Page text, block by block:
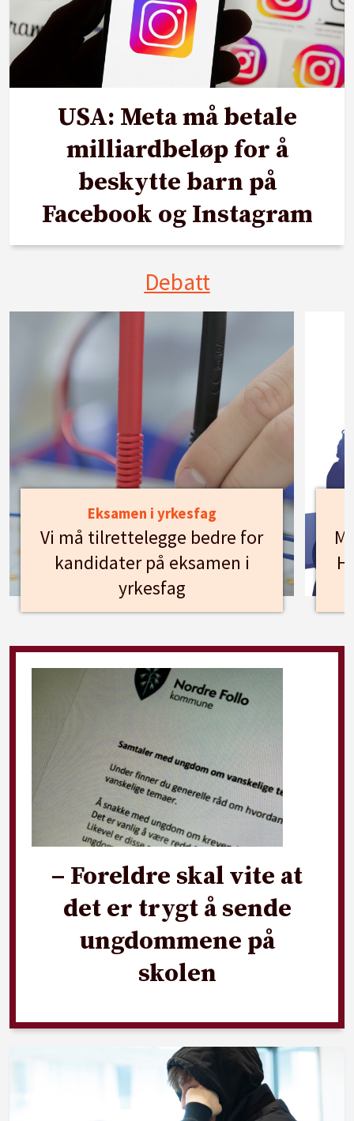
USA: Meta må betale
milliardbeløp for å
beskytte barn på
Facebook og Instagram
Debatt
Eksamen i yrkesfag
Vi må tilrettelegge bedre for
kandidater på eksamen i
yrkesfag
– Foreldre skal vite at
det er trygt å sende
ungdommene på
skolen